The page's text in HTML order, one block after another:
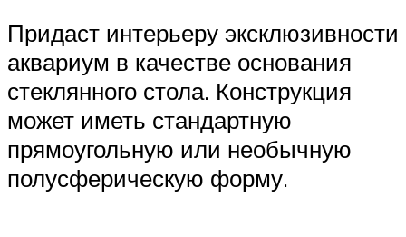
Придаст интерьеру эксклюзивности
аквариум в качестве основания
стеклянного стола. Конструкция
может иметь стандартную
прямоугольную или необычную
полусферическую форму.